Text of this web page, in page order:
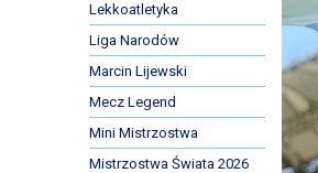
Lekkoatletyka
Liga Narodów
Marcin Lijewski
Mecz Legend
Mini Mistrzostwa
Mistrzostwa Świata 2026